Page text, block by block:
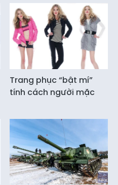
Trang phục “bật mí”
tính cách người mặc